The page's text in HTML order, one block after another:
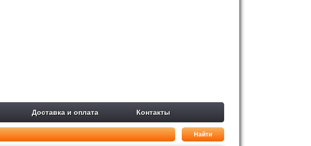
Доставка и оплата Контакты